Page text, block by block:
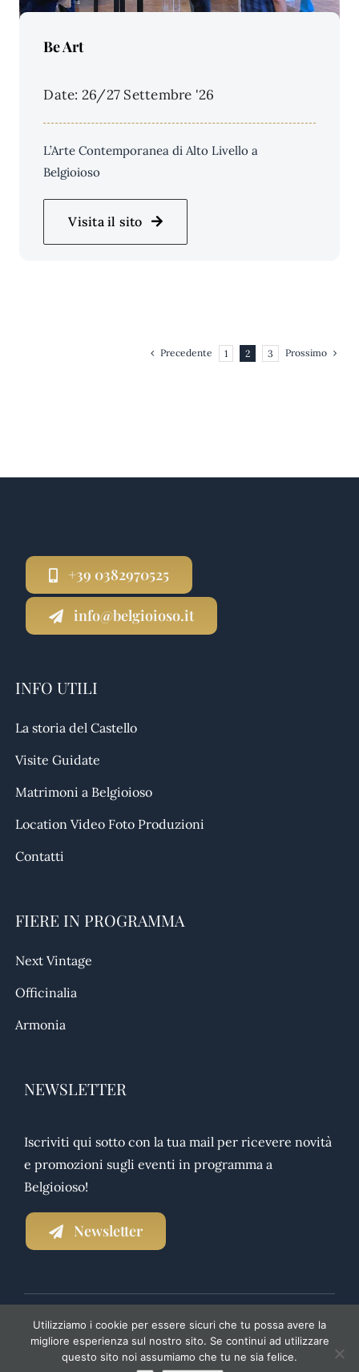
Be Art
Date: 26/27 Settembre '26
L’Arte Contemporanea di Alto Livello a
Belgioioso
Visita il sito
Precedente 1 2 3 Prossimo
+39 0382970525
info@belgioioso.it
INFO UTILI
La storia del Castello
Visite Guidate
Matrimoni a Belgioioso
Location Video Foto Produzioni
Contatti
FIERE IN PROGRAMMA
Next Vintage
Officinalia
Armonia
NEWSLETTER
Iscriviti qui sotto con la tua mail per ricevere novità
e promozioni sugli eventi in programma a
Belgioioso!
Newsletter
NEWSLETTER|PRIVACY POLICY|TRASPARENZA
Utilizziamo i cookie per essere sicuri che tu possa avere la
migliore esperienza sul nostro sito. Se continui ad utilizzare
questo sito noi assumiamo che tu ne sia felice.